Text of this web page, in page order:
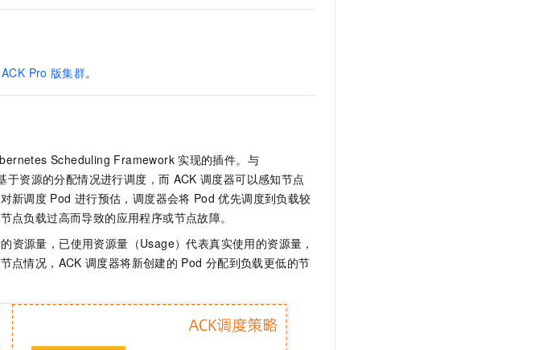
ACK Pro 版集群。
Scheduling Framework 实现的插件。与
于资源的分配情况进行调度，而 ACK 调度器可以感知节点
新调度 Pod 进行预估，调度器会将 Pod 优先调度到负载较
负载过高而导致的应用程序或节点故障。
源量，已使用资源量（Usage）代表真实使用的资源量，
点情况，ACK 调度器将新创建的 Pod 分配到负载更低的节